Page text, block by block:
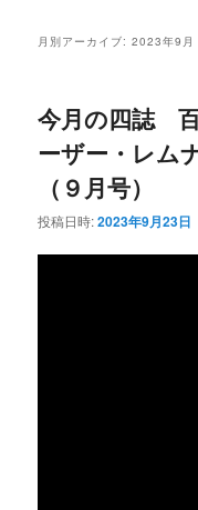
月別アーカイブ:2023年9月
今月の四誌
ーザー・レム
（９月号）
投稿日時:2023年9月23日